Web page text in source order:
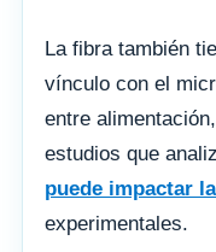
La fibra también
vínculo con el
entre
estudios que
puede impactar
experimentales.